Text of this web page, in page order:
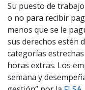
Su puesto de
o no para recibir
menos que se le
sus derechos estén
categorías
horas extras. Los
semana y